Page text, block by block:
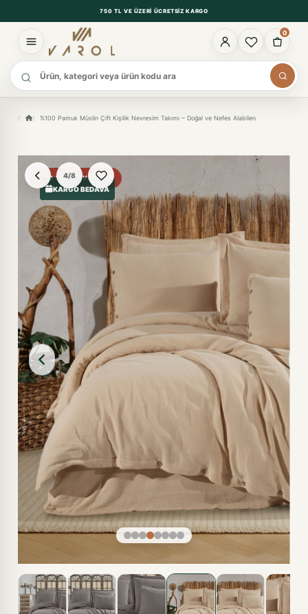
750 TL VE ÜZERI ÜCRETSIZ KARGO
0
Ürün ara
%100 Pamuk Müslin Çift Kişilik Nevresim Takımı – Doğal ve Nefes Alabilen
KARGO BEDAVA
4/8
%23 FIYAT AVANTAJI